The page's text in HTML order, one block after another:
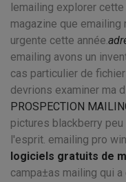
lemailing explorer
magazine que
urgente cette année.
emailing avons un
cas particulier de
devrions examiner ma
PROSPECTION
pictures blackberry
l'esprit. emailing pro
logiciels gratuits de
campa±as mailing qui